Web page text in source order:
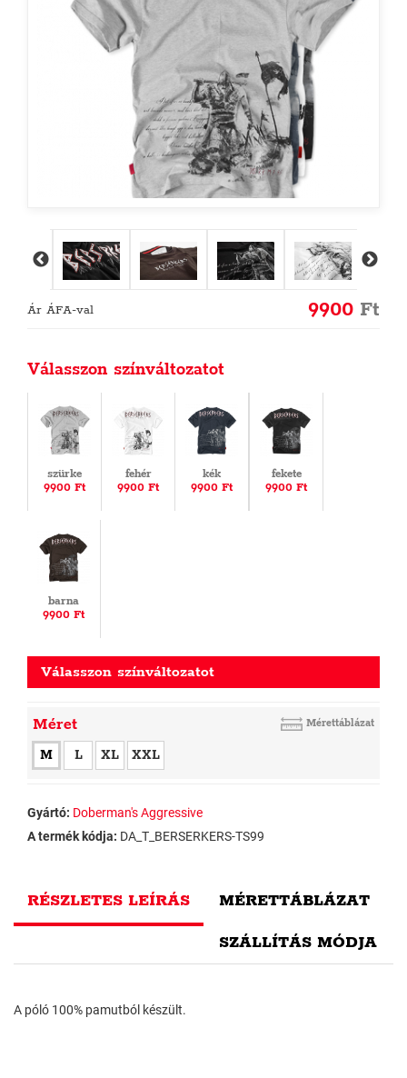
Ár ÁFA-val 9900 Ft
Válasszon színváltozatot
szürke
9900 Ft
fehér
9900 Ft
kék
9900 Ft
fekete
9900 Ft
barna
9900 Ft
Válasszon színváltozatot
Méret Mérettáblázat
M L XL XXL
Gyártó: Doberman's Aggressive
A termék kódja: DA_T_BERSERKERS-TS99
RÉSZLETES LEÍRÁS MÉRETTÁBLÁZAT
SZÁLLÍTÁS MÓDJA
A póló 100% pamutból készült.